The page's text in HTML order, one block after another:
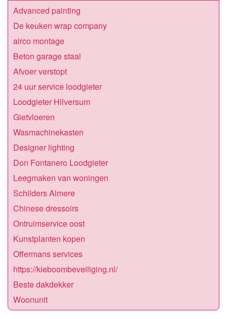
Advanced painting
De keuken wrap company
airco montage
Beton garage staal
Afvoer verstopt
24 uur service loodgieter
Loodgieter Hilversum
Gietvloeren
Wasmachinekasten
Designer lighting
Don Fontanero Loodgieter
Leegmaken van woningen
Schilders Almere
Chinese dressoirs
Ontruimservice oost
Kunstplanten kopen
Offermans services
https://kieboombeveiliging.nl/
Beste dakdekker
Woonunit